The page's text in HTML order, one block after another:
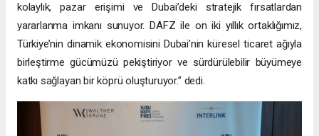
kolaylık, pazar erişimi ve Dubai’deki stratejik fırsatlardan
yararlanma imkanı sunuyor. DAFZ ile on iki yıllık ortaklığımız,
Türkiye’nin dinamik ekonomisini Dubai’nin küresel ticaret ağıyla
birleştirme gücümüzü pekiştiriyor ve sürdürülebilir büyümeye
katkı sağlayan bir köprü oluşturuyor.” dedi.